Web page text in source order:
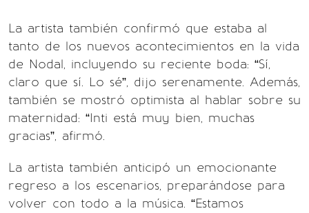
La artista también confirmó que estaba al
tanto de los nuevos acontecimientos en la vida
de Nodal, incluyendo su reciente boda: “Sí,
claro que sí. Lo sé”, dijo serenamente. Además,
también se mostró optimista al hablar sobre su
maternidad: “Inti está muy bien, muchas
gracias”, afirmó.
La artista también anticipó un emocionante
regreso a los escenarios, preparándose para
volver con todo a la música. “Estamos